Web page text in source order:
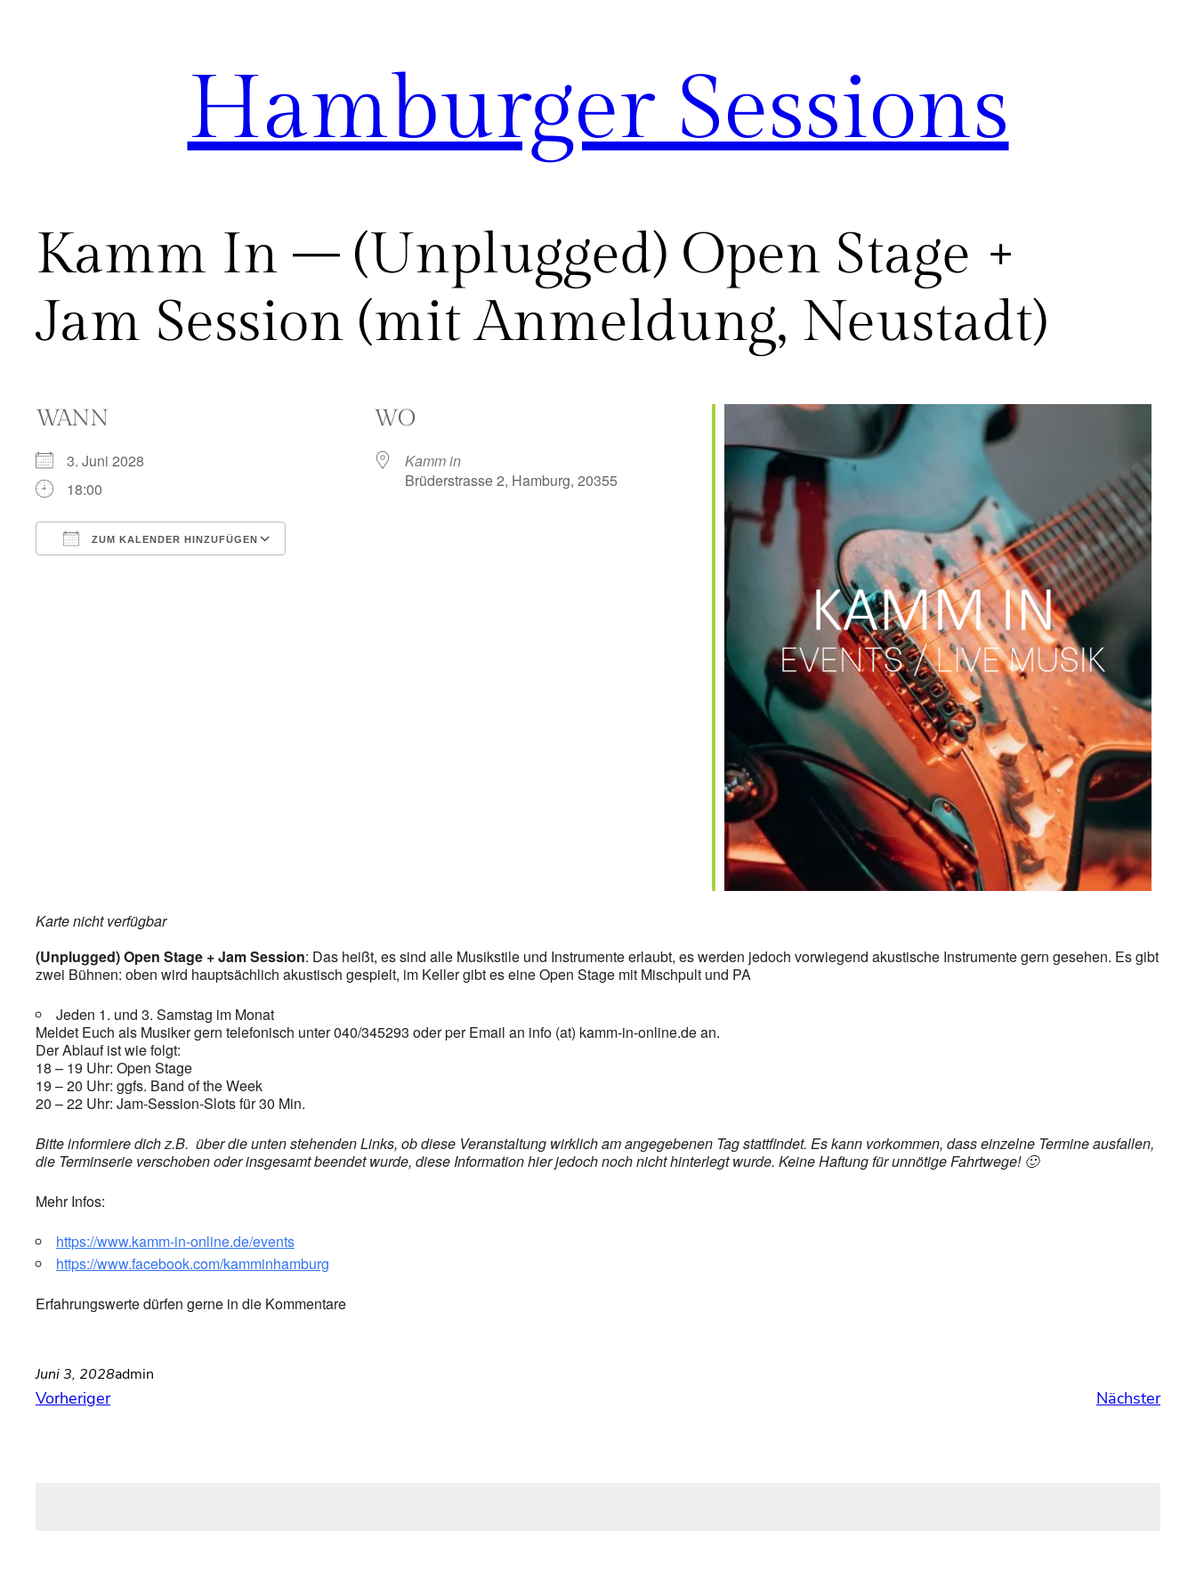
Hamburger Sessions
Kamm In – (Unplugged) Open Stage +
Jam Session (mit Anmeldung, Neustadt)
WANN
3. Juni 2028
18:00
ZUM KALENDER HINZUFÜGEN
Office 365 Outlook Live
WO
Kamm in
Brüderstrasse 2, Hamburg, 20355
Karte nicht verfügbar
(Unplugged) Open Stage + Jam Session: Das heißt, es sind alle Musikstile und Instrumente erlaubt, es werden jedoch vorwiegend akustische Instrumente gern gesehen. Es gibt
zwei Bühnen: oben wird hauptsächlich akustisch gespielt, im Keller gibt es eine Open Stage mit Mischpult und PA
Jeden 1. und 3. Samstag im Monat
Meldet Euch als Musiker gern telefonisch unter 040/345293 oder per Email an info (at) kamm-in-online.de an.
Der Ablauf ist wie folgt:
18 – 19 Uhr: Open Stage
19 – 20 Uhr: ggfs. Band of the Week
20 – 22 Uhr: Jam-Session-Slots für 30 Min.
Bitte informiere dich z.B. über die unten stehenden Links, ob diese Veranstaltung wirklich am angegebenen Tag stattfindet. Es kann vorkommen, dass einzelne Termine ausfallen,
die Terminserie verschoben oder insgesamt beendet wurde, diese Information hier jedoch noch nicht hinterlegt wurde. Keine Haftung für unnötige Fahrtwege! 🙂
Mehr Infos:
https://www.kamm-in-online.de/events
https://www.facebook.com/kamminhamburg
Erfahrungswerte dürfen gerne in die Kommentare
Juni 3, 2028admin
Vorheriger Nächster